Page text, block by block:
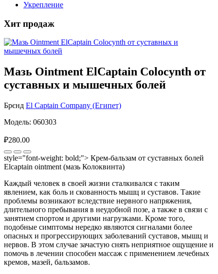
Укрепление
Хит продаж
Мазь Ointment ElCaptain Colocynth от
суставных и мышечных болей
Брєнд El Captain Company (Египет)
Модель: 060303
₽280.00
style="font-weight: bold;"> Крем-бальзам от суставных болей
Elcaptain ointment (мазь Колоквинта)
Каждый человек в своей жизни сталкивался с таким
явлением, как боль и скованность мышц и суставов. Такие
проблемы возникают вследствие нервного напряжения,
длительного пребывания в неудобной позе, а также в связи с
занятием спортом и другими нагрузками. Кроме того,
подобные симптомы нередко являются сигналами более
опасных и прогрессирующих заболеваний суставов, мышц и
нервов. В этом случае зачастую снять неприятное ощущение и
помочь в лечении способен массаж с применением лечебных
кремов, мазей, бальзамов.